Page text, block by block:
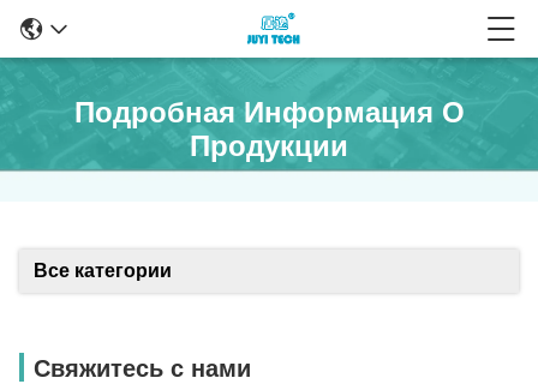
Подробная Информация О
Продукции
Все категории
Свяжитесь с нами